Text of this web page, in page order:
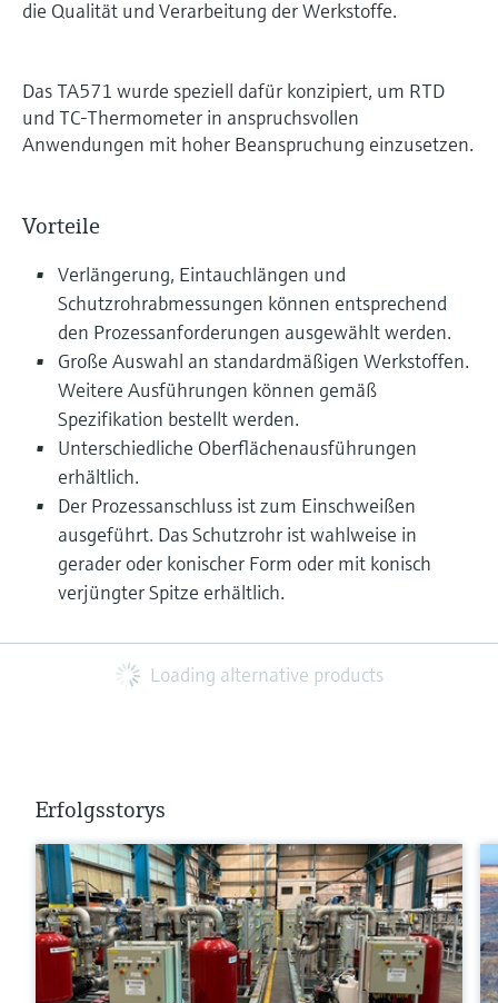
die Qualität und Verarbeitung der Werkstoffe.
Das TA571 wurde speziell dafür konzipiert, um RTD
und TC-Thermometer in anspruchsvollen
Anwendungen mit hoher Beanspruchung einzusetzen.
Vorteile
Verlängerung, Eintauchlängen und
Schutzrohrabmessungen können entsprechend
den Prozessanforderungen ausgewählt werden.
Große Auswahl an standardmäßigen Werkstoffen.
Weitere Ausführungen können gemäß
Spezifikation bestellt werden.
Unterschiedliche Oberflächenausführungen
erhältlich.
Der Prozessanschluss ist zum Einschweißen
ausgeführt. Das Schutzrohr ist wahlweise in
gerader oder konischer Form oder mit konisch
verjüngter Spitze erhältlich.
Loading alternative products
Erfolgsstorys